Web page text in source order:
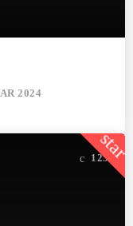
2024
125
star